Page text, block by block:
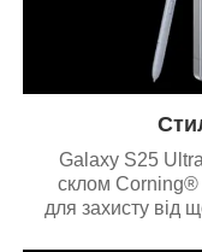
Galaxy S25
склом Corning®
для захисту від